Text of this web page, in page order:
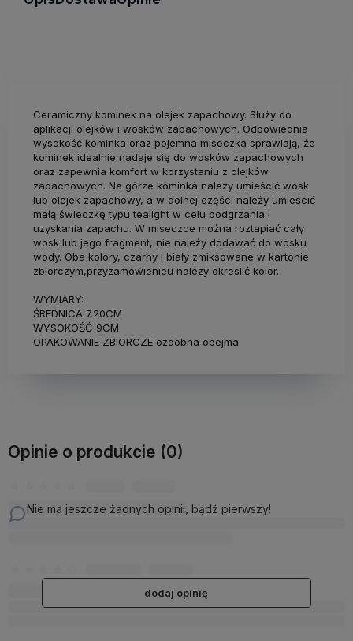
Ceramiczny kominek na olejek zapachowy. Służy do
aplikacji olejków i wosków zapachowych. Odpowiednia
wysokość kominka oraz pojemna miseczka sprawiają, że
kominek idealnie nadaje się do wosków zapachowych
oraz zapewnia komfort w korzystaniu z olejków
zapachowych. Na górze kominka należy umieścić wosk
lub olejek zapachowy, a w dolnej części należy umieścić
małą świeczkę typu tealight w celu podgrzania i
uzyskania zapachu. W miseczce można roztapiać cały
wosk lub jego fragment, nie należy dodawać do wosku
wody. Oba kolory, czarny i biały zmiksowane w kartonie
zbiorczym,przyzamówienieu nalezy okreslić kolor.
WYMIARY:
ŚREDNICA 7.20CM
WYSOKOŚĆ 9CM
OPAKOWANIE ZBIORCZE ozdobna obejma
Opinie o produkcie (0)
Nie ma jeszcze żadnych opinii, bądź pierwszy!
dodaj opinię